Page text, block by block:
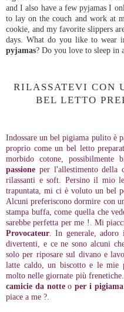
and I also have a few pyjamas I
to lay on the couch and work at
cookie, and my favorite slippers
days. What do you like to wear
pyjamas? Do you love to sleep in
RILASSATEVI CON
BEL LETTO
Indossare un bel pigiama pulito è
proprio come un bel letto
morbido cotone,
passione per l'allestimento della
rilassanti e soft. Persino il mio
trapuntata, mi ci è voluto un bel
Alcuni preferiscono dormire con
stampa buffa, come quella che
sarebbe perfetta per me !. Mi
Provocateur . In generale, adoro
divertenti, e ce ne sono alcuni
solo per riposare sul divano e
latte caldo, un biscotto e le mie
molto nelle giornate più
camicie da notteoper i pigiama
piace a me ?.